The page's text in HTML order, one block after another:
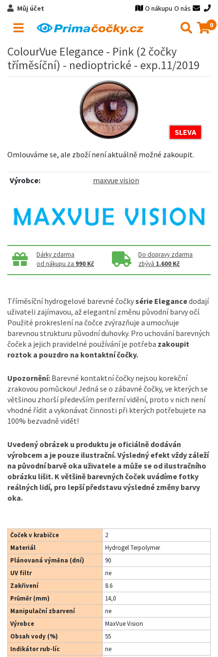
Můj účet O nákupu O nás
0
ColourVue Elegance - Pink (2 čočky
tříměsíční) - nedioptrické - exp.11/2019
SLEVA
Omlouváme se, ale zboží není aktuálně možné zakoupit.
Výrobce: maxvue vision
Dárky zdarma
od nákupu za 990 Kč
Do dopravy zdarma
zbývá 1.600 Kč
Tříměsíční hydrogelové barevné čočkysérie Elegancedodají
uživateli zajímavou, až elegantní změnu původní barvy očí.
Použité prokreslení na čočce zvýrazňuje a umocňuje
barevnou strukturu původní duhovky. Pro uchování barevných
čoček a jejich pravidelné používání je potřeba zakoupit
roztok a pouzdro na kontaktní čočky.
Upozornění: Barevné kontaktní čočky nejsou korekční
zrakovou pomůckou! Jedná se o zábavné čočky, ve kterých se
většinou zhorší především periferní vidění, proto v nich není
vhodné řídit a vykonávat činnosti při kterých potřebujete na
100% bezvadně vidět!
Uvedený obrázek u produktu je oficiálně dodáván
výrobcem a je pouze ilustrační. Výsledný efekt vždy záleží
na původní barvě oka uživatele a může se od ilustračního
obrázku lišit. K většině barevných čoček uvádíme fotky
reálných lidí, pro lepší představu výsledné změny barvy
oka.
Čoček v krabičce
2
Materiál
Hydrogel Terpolymer
Plánovaná výměna (dní)
90
UV filtr
ne
Zakřivení
8.6
Průměr (mm)
14,0
Manipulační zbarvení
ne
Výrobce
MaxVue Vision
Obsah vody (%)
55
Indikátor rub-líc
ne